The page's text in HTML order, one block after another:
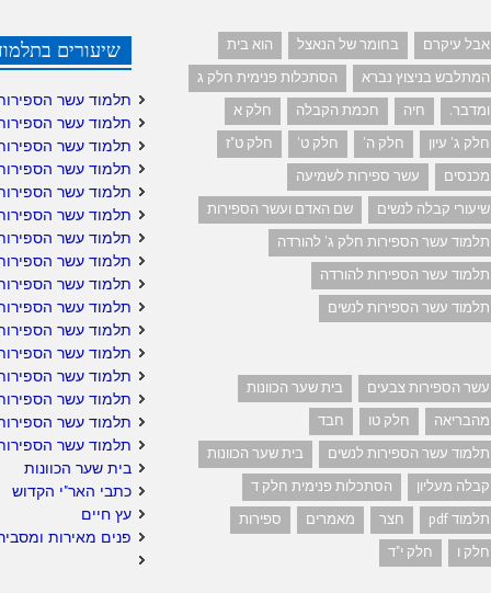
אבל עיקרם בחומר של הנאצל
הוא בית
המתלבש בניצוץ נברא
הסתכלות פנימית חלק ג
ומדבר.
חיה חכמת הקבלה
חלק א
חלק ג' עיון
חלק ה' חלק ט'
חלק ט"ז
מכנסים
עשר ספירות לשמיעה
שיעורי קבלה לנשים
שם האדם ועשר הספירות
תלמוד עשר הספירות חלק ג' להורדה
תלמוד עשר הספירות להורדה
תלמוד עשר הספירות לנשים
עשר הספירות צבעים
בית שער הכוונות
מהבריאה
חלק טו
חבד
תלמוד עשר הספירות לנשים
בית שער הכוונות
קבלה מעליון
הסתכלות פנימית חלק ד
תלמוד pdf
חצר מאמרים
ספירות
חלק ו
חלק י"ד
שיעורים
תלמוד עשר
תלמוד עשר
תלמוד עשר
תלמוד עשר
תלמוד עשר
תלמוד עשר
תלמוד עשר
תלמוד עשר
תלמוד עשר
תלמוד עשר
תלמוד עשר
תלמוד עשר
תלמוד עשר
תלמוד עשר
תלמוד עשר
תלמוד עשר
בית שער הכוונות
כתבי האר"י הקדוש
עץ חיים
פנים מאירות